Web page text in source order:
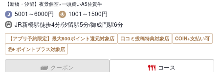
【新橋・汐留】夜景個室×一頭買いA5佐賀牛
5001～6000円
1001～1500円
JR新橋駅徒歩4分/汐留駅5分/御成門駅6分
【アプリ予約限定】最大800ポイント還元対象店 口コミ投稿特典対象店
COIN+支払い可
ポイントプラス対象店
クーポン コース